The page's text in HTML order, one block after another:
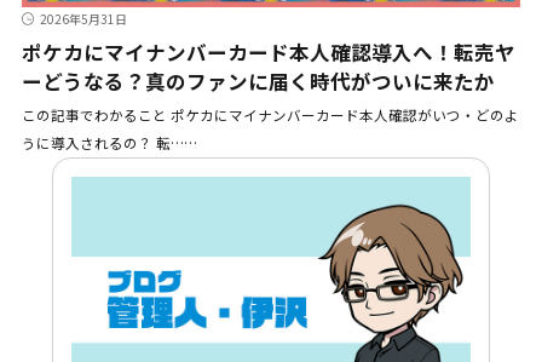
2026年5月31日
ポケカにマイナンバーカード本人確認導入へ！転売ヤ
ーどうなる？真のファンに届く時代がついに来たか
この記事でわかること ポケカにマイナンバーカード本人確認がいつ・どのよ
うに導入されるの？ 転……